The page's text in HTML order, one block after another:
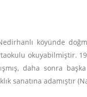
köyünde
okuyabilmiştir.
daha sonra
sanatına adamıştır